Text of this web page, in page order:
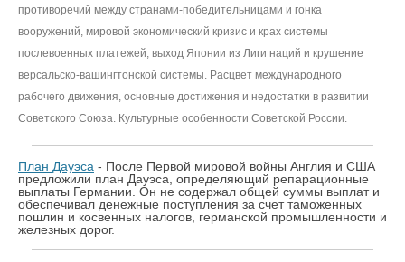
противоречий между странами-победительницами и гонка
вооружений, мировой экономический кризис и крах системы
послевоенных платежей, выход Японии из Лиги наций и крушение
версальско-вашингтонской системы. Расцвет международного
рабочего движения, основные достижения и недостатки в развитии
Советского Союза. Культурные особенности Советской России.
План Дауэса - После Первой мировой войны Англия и США
предложили план Дауэса, определяющий репарационные
выплаты Германии. Он не содержал общей суммы выплат и
обеспечивал денежные поступления за счет таможенных
пошлин и косвенных налогов, германской промышленности и
железных дорог.